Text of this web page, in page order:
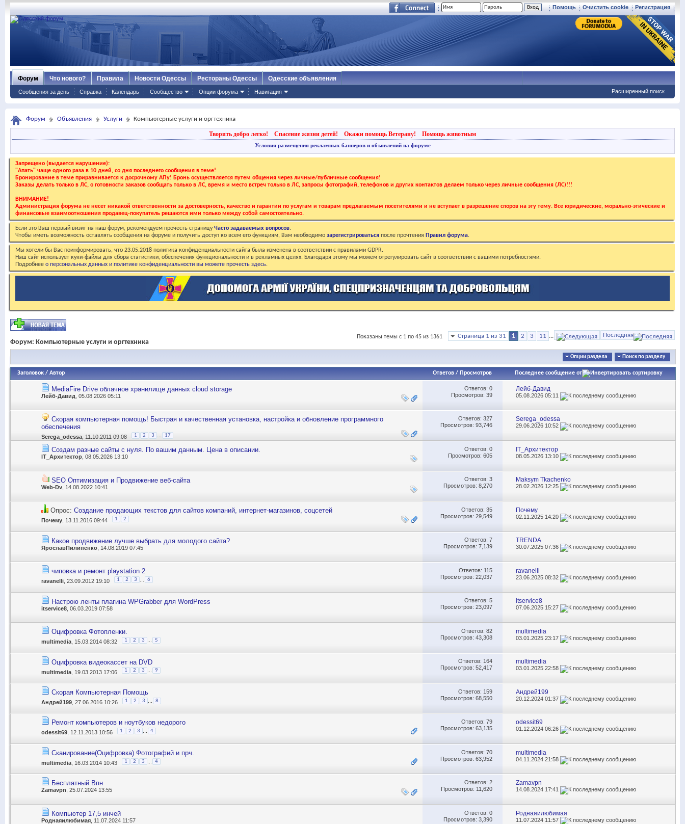
Регистрация
Очистить cookie
Помощь
Форум
Сообщения за день Справка Календарь Сообщество Опции форума Навигация
Что нового? Правила Новости Одессы Рестораны Одессы Одесские объявления
Расширенный поиск
Форум Объявления Услуги Компьютерные услуги и оргтехника
Творить добро легко! Спасение жизни детей! Окажи помощь Ветерану! Помощь животным
Условия размещения рекламных баннеров и объявлений на форуме
Запрещено (выдается нарушение):
"Апать" чаще одного раза в 10 дней, со дня последнего сообщения в теме!
Бронирование в теме приравнивается к досрочному АПу! Бронь осуществляется путем общения через личные/публичные сообщения!
Заказы делать только в ЛС, о готовности заказов сообщать только в ЛС, время и место встреч только в ЛС, запросы фотографий, телефонов и других контактов делаем только через личные сообщения (ЛС)!!!
ВНИМАНИЕ!
Администрация форума не несет никакой ответственности за достоверность, качество и гарантии по услугам и товарам предлагаемым посетителями и не вступает в разрешение споров на эту тему. Все юридические, морально-этические и
финансовые взаимоотношения продавец-покупатель решаются ими только между собой самостоятельно.
Если это Ваш первый визит на наш форум, рекомендуем прочесть страницуЧасто задаваемых вопросов.
Чтобы иметь возможность оставлять сообщения на форуме и получить доступ ко всем его функциям, Вам необходимо зарегистрироваться после прочтения Правил форума.
Мы хотели бы Вас поинформировать, что 23.05.2018 политика конфиденциальности сайта была изменена в соответствии с правилами GDPR.
Наш сайт использует куки-файлы для сбора статистики, обеспечения функциональности и в рекламных целях. Благодаря этому мы можем отрегулировать сайт в соответствии с вашими потребностями.
Подробнее о персональных данных и политике конфиденциальности вы можете прочесть здесь.
Страница 1 из 31 1 2 3 11 ... Последняя
Показаны темы с 1 по 45 из 1361
Форум: Компьютерные услуги и оргтехника
Опции раздела Поиск по разделу
Заголовок / Автор Ответов/ Просмотров Последнее сообщение от
MediaFire Drive облачное хранилище данных cloud storage
Лейб-Давид , 05.08.2026 05:11
Ответов: 0
Просмотров: 39
Лейб-Давид
05.08.202605:11
Скорая компьютерная помощь! Быстрая и качественная установка, настройка и обновление программного
обеспечения
Serega_odessa , 11.10.2011 09:08 1 2 3 17
Ответов: 327
Просмотров: 93,746
Serega_odessa
29.06.2026 10:52
Создам разные сайты с нуля. По вашим данным. Цена в описании.
IT_Архитектор , 08.05.2026 13:10
Ответов: 0
Просмотров: 605
IT_Архитектор
08.05.2026 13:10
SEO Оптимизация и Продвижение веб-сайта
Web-Dv , 14.08.2022 10:41
Ответов: 3
Просмотров: 8,270
Maksym Tkachenko
28.02.202612:25
Опрос: Создание продающих текстов для сайтов компаний, интернет-магазинов, соцсетей
Почему , 13.11.2016 09:44 1 2
Ответов: 35
Просмотров: 29,549
Почему
02.11.2025 14:20
Какое продвижение лучше выбрать для молодого сайта?
ЯрославПилипенко , 14.08.2019 07:45
Ответов: 7
Просмотров: 7,139
TRENDA
30.07.202507:36
чиповка и ремонт playstation 2
ravanelli , 23.09.2012 19:10 1 2 3 6
Ответов: 115
Просмотров: 22,037
ravanelli
23.06.202508:32
Настрою ленты плагина WPGrabber для WordPress
itservice8 , 06.03.2019 07:58
Ответов: 5
Просмотров: 23,097
itservice8
07.06.2025 15:27
Оцифровка Фотопленки.
multimedia , 15.03.2014 08:32 1 2 3 5
Ответов: 82
Просмотров: 43,308
multimedia
03.01.202523:17
Оцифровка видеокассет на DVD
multimedia , 19.03.2013 17:06 1 2 3 9
Ответов: 164
Просмотров: 52,417
multimedia
03.01.202522:58
Скорая Компьютерная Помощь
Андрей199 , 27.06.2016 10:26 1 2 3 8
Ответов: 159
Просмотров: 68,550
Андрей199
20.12.202401:37
Ремонт компьютеров и ноутбуков недорого
odessit69 , 12.11.2013 10:56 1 2 3 4
Ответов: 79
Просмотров: 63,135
odessit69
01.12.202406:26
Сканирование(Оцифровка) Фотографий и прч.
multimedia , 16.03.2014 10:43 1 2 3 4
Ответов: 70
Просмотров: 63,952
multimedia
04.11.202421:58
Бесплатный Впн
Zamavpn , 25.07.2024 13:55
Ответов: 2
Просмотров: 11,620
Zamavpn
14.08.2024 17:41
Компьютер 17,5 инчей
Роднаяилюбимая , 11.07.2024 11:57
Ответов: 0
Просмотров: 3,390
Роднаяилюбимая
11.07.2024 11:57